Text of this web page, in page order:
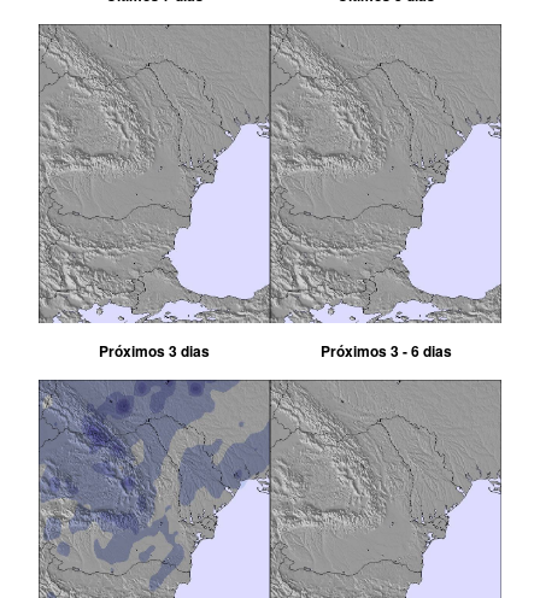
Próximos 3 dias Próximos 3 - 6 dias